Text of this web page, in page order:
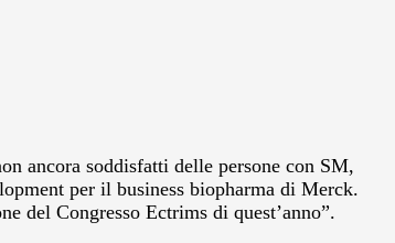
ancora soddisfatti delle persone con SM,
per il business biopharma di Merck.
del Congresso Ectrims di quest’anno”.